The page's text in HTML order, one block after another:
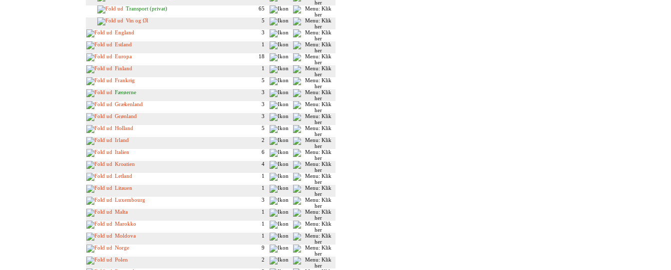
Transport (privat)
65
Vin og Øl
5
England
3
Estland
1
Europa
18
Finland
1
Frankrig
5
Færøerne
3
Grækenland
3
Grønland
3
Holland
5
Irland
2
Italien
6
Kroatien
4
Letland
1
Litauen
1
Luxembourg
3
Malta
1
Marokko
1
Moldova
1
Norge
9
Polen
2